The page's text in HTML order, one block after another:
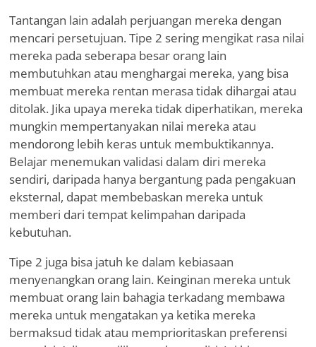
Tantangan lain adalah perjuangan mereka dengan
mencari persetujuan. Tipe 2 sering mengikat rasa nilai
mereka pada seberapa besar orang lain
membutuhkan atau menghargai mereka, yang bisa
membuat mereka rentan merasa tidak dihargai atau
ditolak. Jika upaya mereka tidak diperhatikan, mereka
mungkin mempertanyakan nilai mereka atau
mendorong lebih keras untuk membuktikannya.
Belajar menemukan validasi dalam diri mereka
sendiri, daripada hanya bergantung pada pengakuan
eksternal, dapat membebaskan mereka untuk
memberi dari tempat kelimpahan daripada
kebutuhan.
Tipe 2 juga bisa jatuh ke dalam kebiasaan
menyenangkan orang lain. Keinginan mereka untuk
membuat orang lain bahagia terkadang membawa
mereka untuk mengatakan ya ketika mereka
bermaksud tidak atau memprioritaskan preferensi